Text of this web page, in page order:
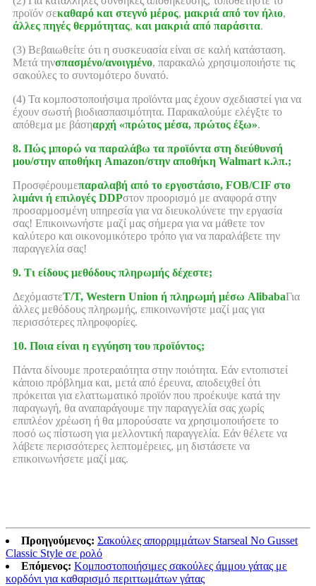
προϊόν σεκαθαρό και στεγνό μέρος, μακριά από τον ήλιο,
άλλες πηγές θερμότητας, και μακριά από παράσιτα.
(3) Βεβαιωθείτε ότι η συσκευασία είναι σε καλή κατάσταση.
Μετά τηνσπασμένο/ανοιγμένο, παρακαλώ χρησιμοποιήστε τις
σακούλες το συντομότερο δυνατό.
(4) Τα κομποστοποιήσιμα προϊόντα μας έχουν σχεδιαστεί για να
έχουν σωστή βιοδιασπασιμότητα. Παρακαλούμε ελέγξτε το
απόθεμα με βάσηαρχή «πρώτος μέσα, πρώτος έξω».
8. Πώς μπορώ να παραλάβω τα προϊόντα στη διεύθυνσή
μου/στην αποθήκη Amazon/στην αποθήκη Walmart κ.λπ.;
Προσφέρουμεπαραλαβή από το εργοστάσιο, FOB/CIF στο
λιμάνι ή επιλογές DDPστον προορισμό με αναφορά στην
προσαρμοσμένη υπηρεσία για να διευκολύνετε την εργασία
σας! Επικοινωνήστε μαζί μας σήμερα για να μάθετε τον
καλύτερο και οικονομικότερο τρόπο για να παραλάβετε την
παραγγελία σας!
9. Τι είδους μεθόδους πληρωμής δέχεστε;
ΔεχόμαστεT/T, Western Union ή πληρωμή μέσω AlibabaΓια
άλλες μεθόδους πληρωμής, επικοινωνήστε μαζί μας για
περισσότερες πληροφορίες.
10. Ποια είναι η εγγύηση του προϊόντος;
Πάντα δίνουμε προτεραιότητα στην ποιότητα. Εάν εντοπιστεί
κάποιο πρόβλημα και, μετά από έρευνα, αποδειχθεί ότι
πρόκειται για ελαττωματικό προϊόν που προέκυψε κατά την
παραγωγή, θα αναπαράγουμε την παραγγελία σας χωρίς
επιπλέον χρέωση ή θα μπορούσατε να χρησιμοποιήσετε το
ποσό ως πίστωση για μελλοντική παραγγελία. Εάν θέλετε να
λάβετε περισσότερες λεπτομέρειες, μη διστάσετε να
επικοινωνήσετε μαζί μας.
Προηγούμενος: Σακούλες απορριμμάτων Starseal No Gusset
Classic Style σε ρολό
Επόμενος: Κομποστοποιήσιμες σακούλες άμμου γάτας με
κορδόνι για καθαρισμό περιττωμάτων γάτας